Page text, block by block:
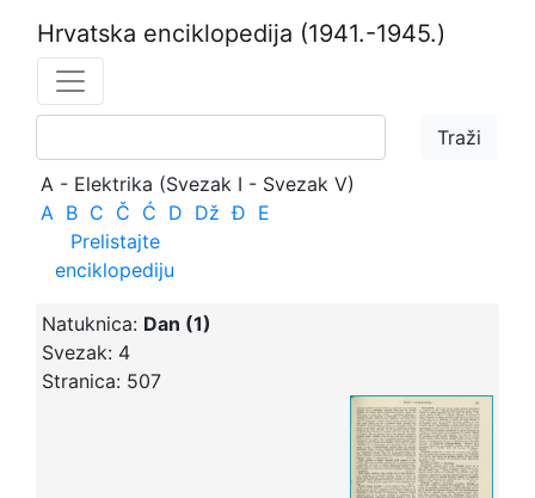
Hrvatska enciklopedija (1941.-1945.)
A - Elektrika (Svezak I - Svezak V)
A B C Č Ć D Dž Đ E
Prelistajte
enciklopediju
Natuknica: Dan (1)
Svezak: 4
Stranica: 507